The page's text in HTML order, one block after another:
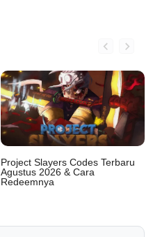
Project Slayers Codes Terbaru
Agustus 2026 & Cara
Redeemnya